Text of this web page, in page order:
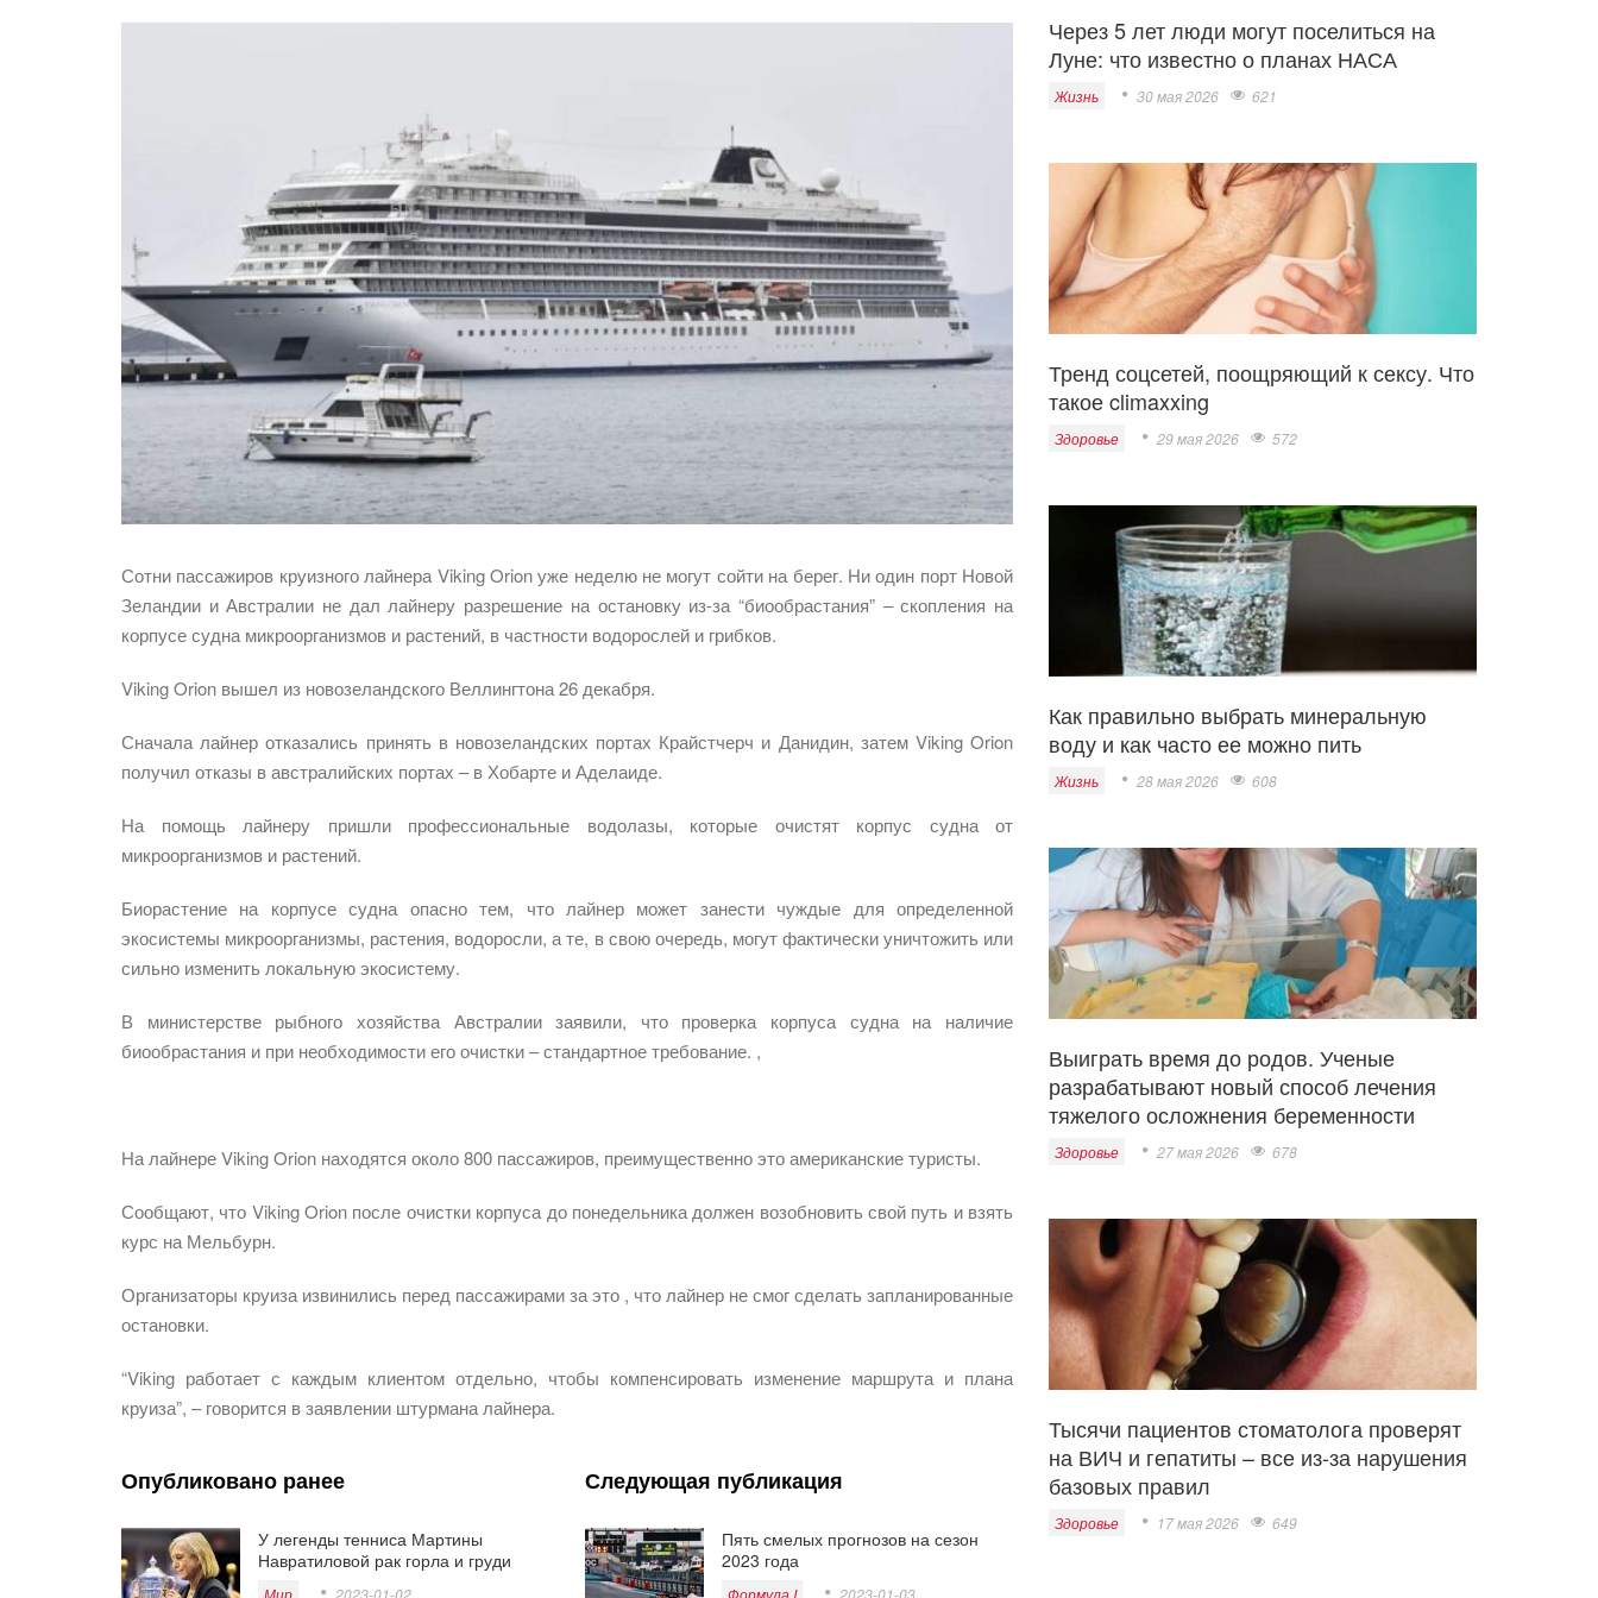
Сотни пассажиров круизного лайнера Viking Orion уже неделю не могут сойти на берег. Ни один порт Новой
Зеландии и Австралии не дал лайнеру разрешение на остановку из-за “биообрастания” – скопления на
корпусе судна микроорганизмов и растений, в частности водорослей и грибков.
Viking Orion вышел из новозеландского Веллингтона 26 декабря.
Сначала лайнер отказались принять в новозеландских портах Крайстчерч и Данидин, затем Viking Orion
получил отказы в австралийских портах – в Хобарте и Аделаиде.
На помощь лайнеру пришли профессиональные водолазы, которые очистят корпус судна от
микроорганизмов и растений.
Биорастение на корпусе судна опасно тем, что лайнер может занести чуждые для определенной
экосистемы микроорганизмы, растения, водоросли, а те, в свою очередь, могут фактически уничтожить или
сильно изменить локальную экосистему.
В министерстве рыбного хозяйства Австралии заявили, что проверка корпуса судна на наличие
биообрастания и при необходимости его очистки – стандартное требование. ,
На лайнере Viking Orion находятся около 800 пассажиров, преимущественно это американские туристы.
Сообщают, что Viking Orion после очистки корпуса до понедельника должен возобновить свой путь и взять
курс на Мельбурн.
Организаторы круиза извинились перед пассажирами за это , что лайнер не смог сделать запланированные
остановки.
“Viking работает с каждым клиентом отдельно, чтобы компенсировать изменение маршрута и плана
круиза”, – говорится в заявлении штурмана лайнера.
Опубликовано ранее
У легенды тенниса Мартины
Навратиловой рак горла и груди
Мир 2023-01-02
Следующая публикация
Пять смелых прогнозов на сезон
2023 года
Формула I 2023-01-03
Через 5 лет люди могут поселиться на
Луне: что известно о планах НАСА
Жизнь 30 мая 2026 621
Тренд соцсетей, поощряющий к сексу. Что
такое climaxxing
Здоровье 29 мая 2026 572
Как правильно выбрать минеральную
воду и как часто ее можно пить
Жизнь 28 мая 2026 608
Выиграть время до родов. Ученые
разрабатывают новый способ лечения
тяжелого осложнения беременности
Здоровье 27 мая 2026 678
Тысячи пациентов стоматолога проверят
на ВИЧ и гепатиты – все из-за нарушения
базовых правил
Здоровье 17 мая 2026 649